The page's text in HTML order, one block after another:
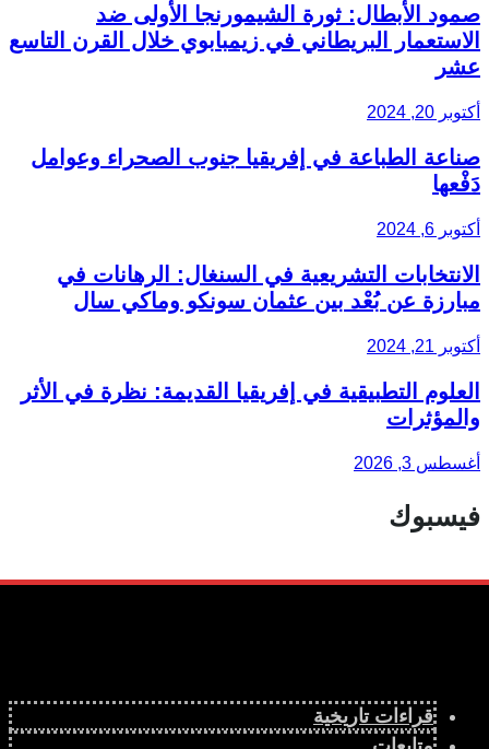
صمود الأبطال: ثورة الشيمورنجا الأولى ضد
الاستعمار البريطاني في زيمبابوي خلال القرن التاسع
عشر
أكتوبر 20, 2024
صناعة الطباعة في إفريقيا جنوب الصحراء وعوامل
دَفْعها
أكتوبر 6, 2024
الانتخابات التشريعية في السنغال: الرهانات في
مبارزة عن بُعْد بين عثمان سونكو وماكي سال
أكتوبر 21, 2024
العلوم التطبيقية في إفريقيا القديمة: نظرة في الأثر
والمؤثرات
أغسطس 3, 2026
فيسبوك
قراءات تاريخية